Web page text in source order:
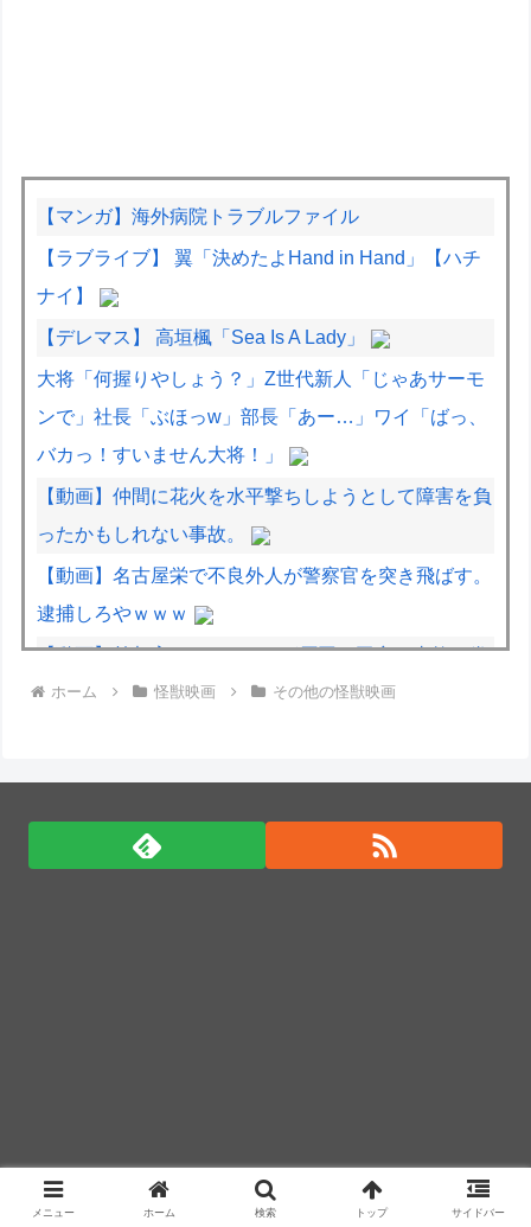
【マンガ】海外病院トラブルファイル
【ラブライブ】 翼「決めたよHand in Hand」【ハチ
ナイ】
【デレマス】 高垣楓「Sea Is A Lady」
大将「何握りやしょう？」Z世代新人「じゃあサーモ
ンで」社長「ぶほっw」部長「あー…」ワイ「ばっ、
バカっ！すいません大将！」
【動画】仲間に花火を水平撃ちしようとして障害を負
ったかもしれない事故。
【動画】名古屋栄で不良外人が警察官を突き飛ばす。
逮捕しろやｗｗｗ
【動画】首都高で4tトラックが原因の玉突き事故に巻
き込まれた軽バンの車載。
療・製造現場などでの活用想定！
★【ワートリ】今月新発売!!第27巻まとめ【コメント
欄まとめます】【しばらく固定記事です】
ホーム 怪獣映画 その他の怪獣映画
メニュー ホーム 検索 トップ サイドバー